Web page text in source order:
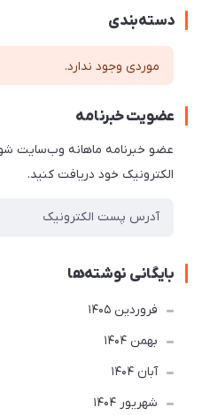
دسته‌بندی
موردی وجود ندارد.
عضویت خبرنامه
عضو خبرنامه ماهانه وب‌سایت
الکترونیک خود دریافت کنید.
بایگانی نوشته‌ها
فروردین 1405
بهمن 1404
آبان 1404
شهریور 1404